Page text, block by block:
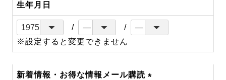
生年月日
※設定すると変更できません
新着情報・お得な情報メール購読